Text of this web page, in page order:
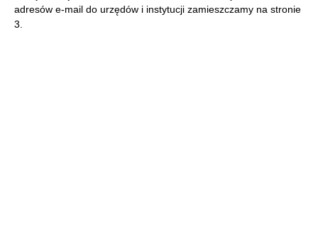
adresów e-mail do urzędów i instytucji zamieszczamy na stronie
3.